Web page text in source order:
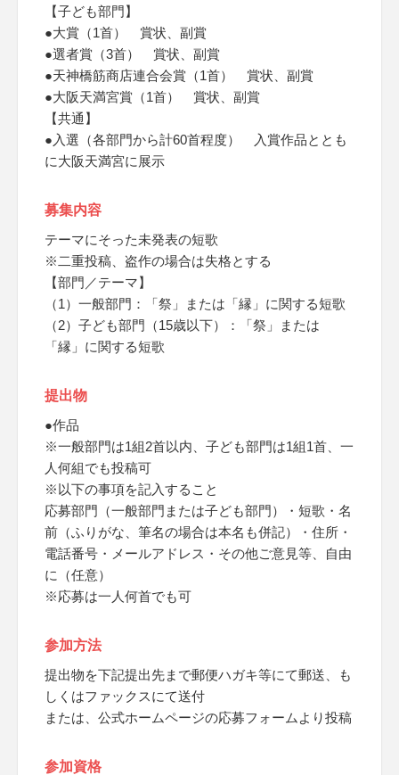
【子ども部門】
●大賞（1首） 賞状、副賞
●選者賞（3首） 賞状、副賞
●天神橋筋商店連合会賞（1首） 賞状、副賞
●大阪天満宮賞（1首） 賞状、副賞
【共通】
●入選（各部門から計60首程度） 入賞作品ととも
に大阪天満宮に展示
募集内容
テーマにそった未発表の短歌
※二重投稿、盗作の場合は失格とする
【部門／テーマ】
（1）一般部門：「祭」または「縁」に関する短歌
（2）子ども部門（15歳以下）：「祭」または
「縁」に関する短歌
提出物
●作品
※一般部門は1組2首以内、子ども部門は1組1首、一
人何組でも投稿可
※以下の事項を記入すること
応募部門（一般部門または子ども部門）・短歌・名
前（ふりがな、筆名の場合は本名も併記）・住所・
電話番号・メールアドレス・その他ご意見等、自由
に（任意）
※応募は一人何首でも可
参加方法
提出物を下記提出先まで郵便ハガキ等にて郵送、も
しくはファックスにて送付
または、公式ホームページの応募フォームより投稿
参加資格